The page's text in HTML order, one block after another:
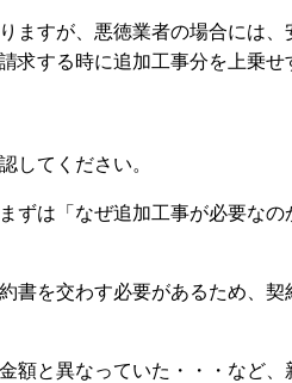
ますが、悪徳業者の場合には、
求する時に追加工事分を上乗せ
してください。
ずは「なぜ追加工事が必要な
書を交わす必要があるため、
額と異なっていた・・・など